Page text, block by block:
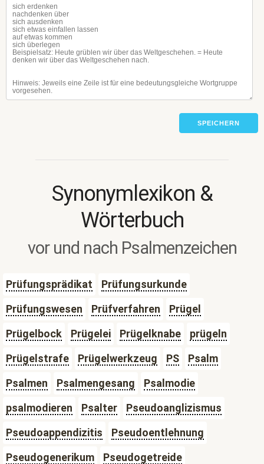
SPEICHERN
Synonymlexikon &
Wörterbuch
vor und nach Psalmenzeichen
Prüfungsprädikat
Prüfungsurkunde
Prüfungswesen
Prüfverfahren
Prügel
Prügelbock
Prügelei Prügelknabe
prügeln
Prügelstrafe
Prügelwerkzeug PS
Psalm
Psalmen
Psalmengesang
Psalmodie
psalmodieren
Psalter
Pseudoanglizismus
Pseudoappendizitis
Pseudoentlehnung
Pseudogenerikum
Pseudogetreide